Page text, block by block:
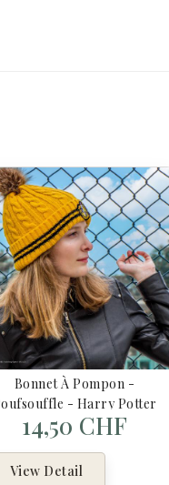
Bonnet À Pompon -
- Harry Potter
14,50 CHF
View Detail